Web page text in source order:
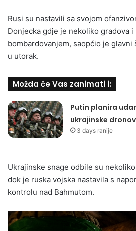
Rusi su nastavili sa svojom
Donjecka gdje je nekoliko gradova
bombardovanjem, saopćio je
u utorak.
Možda će Vas zanimati i:
Putin planira
ukrajinske
3 days ranije
Ukrajinske snage odbile su
dok je ruska vojska nastavila s
kontrolu nad Bahmutom.